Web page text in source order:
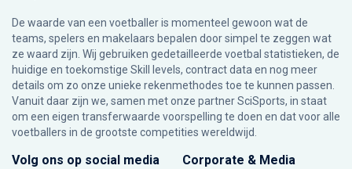
De waarde van een voetballer is momenteel gewoon wat de
teams, spelers en makelaars bepalen door simpel te zeggen wat
ze waard zijn. Wij gebruiken gedetailleerde voetbal statistieken, de
huidige en toekomstige Skill levels, contract data en nog meer
details om zo onze unieke rekenmethodes toe te kunnen passen.
Vanuit daar zijn we, samen met onze partner SciSports, in staat
om een eigen transferwaarde voorspelling te doen en dat voor alle
voetballers in de grootste competities wereldwijd.
Volg ons op social media Corporate & Media